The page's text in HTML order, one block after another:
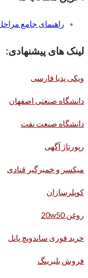
راهنمای جامع
لینک های پیشنهادی:
ویکی پدیا فارسی
دانشگاه صنعتی اصفهان
دانشگاه صنعت نفت
رپورتاژ آگهی
میکسر و خمیرگیر قنادی
کوپلرسازان
روغن 20w50
خرید فوری ساندویچ پانل
فروش بلبرینگ